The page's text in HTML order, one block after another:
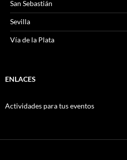
San Sebastián
Sevilla
Vía de la Plata
ENLACES
Actividades para tus eventos